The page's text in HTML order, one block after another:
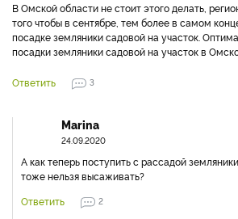
В Омской области не стоит этого делать,
того чтобы в сентябре, тем более в самом
посадке земляники садовой на участок.
посадки земляники садовой на участок в
Ответить 3
Marina
24.09.2020
А как теперь поступить с рассадой
тоже нельзя высаживать?
Ответить
2